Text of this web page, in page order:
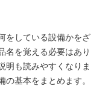
をしている設備かをざ
名を覚える必要はあり
明も読みやすくなりま
基本をまとめます。